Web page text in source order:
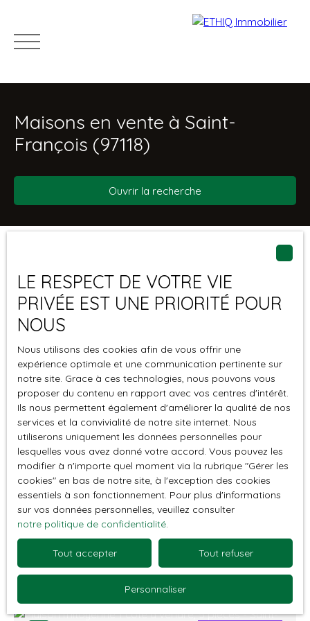
Acheter Louer Vendre Immo pro
Maisons en vente à Saint-
François (97118)
Ouvrir la recherche
Maison
Type de bien
Localisation
Budget max (€)
Surface min (m²)
Rechercher
Créer une alerte
530 200€
Saint-François – Maisonen récent à usage
mixte : habitation, activité professionnelle
ou commerce
6pièces 160m²
Saint-François 97118
Situé sur la route principale de Saint-François, face
à la station-service Dubédou, cet immeuble
construit en 2021 bénéficie d'une implantation
offrant une visibilité directe sur un axe routier très
fréquenté. Édifié sur une parcelle de 455 m², il
LE RESPECT DE VOTRE VIE
PRIVÉE EST UNE PRIORITÉ POUR
NOUS
Nous utilisons des cookies afin de vous offrir une
expérience optimale et une communication pertinente sur
notre site. Grace à ces technologies, nous pouvons vous
proposer du contenu en rapport avec vos centres d'intérêt.
Ils nous permettent également d'améliorer la qualité de nos
services et la convivialité de notre site internet. Nous
utiliserons uniquement les données personnelles pour
lesquelles vous avez donné votre accord. Vous pouvez les
modifier à n'importe quel moment via la rubrique ″Gérer les
cookies″ en bas de notre site, à l'exception des cookies
essentiels à son fonctionnement. Pour plus d'informations
sur vos données personnelles, veuillez consulter
notre politique de confidentialité.
Tout accepter Tout refuser
Personnaliser